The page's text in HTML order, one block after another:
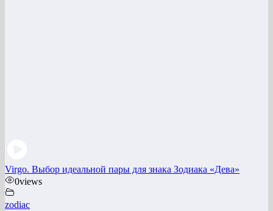
Virgo. Выбор идеальной пары для знака Зодиака «Дева»
0views
zodiac